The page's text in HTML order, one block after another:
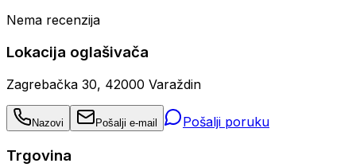
Nema recenzija
Lokacija oglašivača
Zagrebačka 30, 42000 Varaždin
Nazovi Pošalji e-mail Pošalji poruku
Trgovina